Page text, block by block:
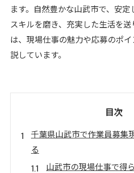
ます。自然豊かな山武市で、安
スキルを磨き、充実した生活を
は、現場仕事の魅力や応募のポ
説しています。
目次
千葉県山武市で作業員募集
る
山武市の現場仕事で得